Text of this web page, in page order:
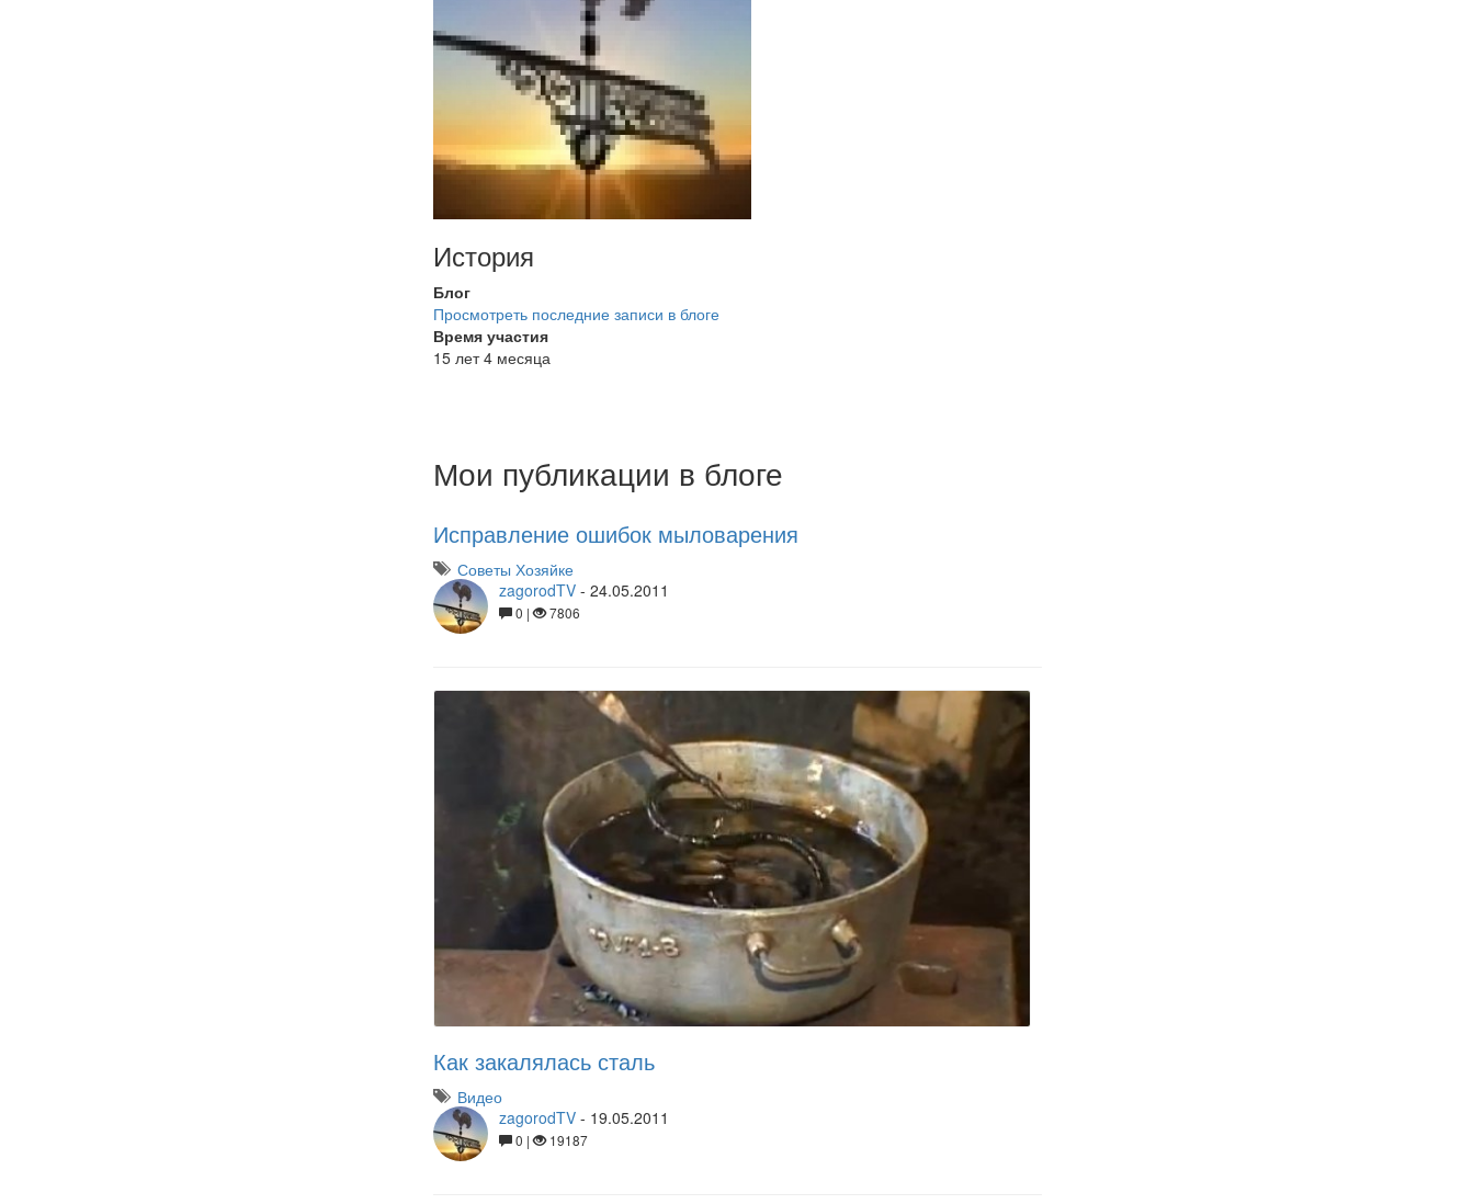
История
Блог
Просмотреть последние записи в блоге
Время участия
15 лет 4 месяца
Мои публикации в блоге
Исправление ошибок мыловарения
Советы Хозяйке
zagorodTV- 24.05.2011
0 | 7806
Как закалялась сталь
Видео
zagorodTV- 19.05.2011
0 | 19187